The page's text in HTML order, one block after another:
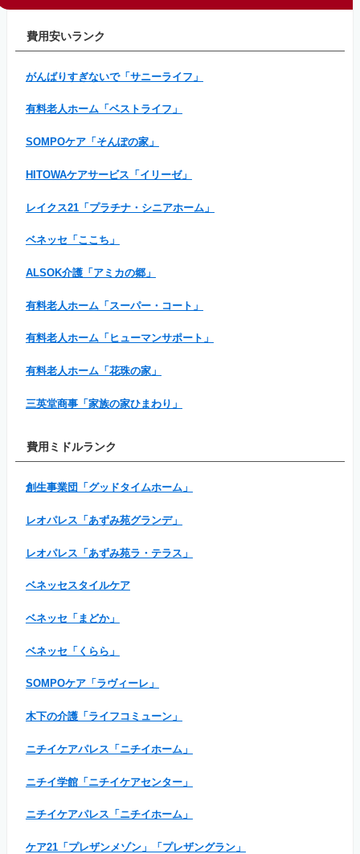
費用安いランク
がんばりすぎないで「サニーライフ」
有料老人ホーム「ベストライフ」
SOMPOケア「そんぽの家」
HITOWAケアサービス「イリーゼ」
レイクス21「プラチナ・シニアホーム」
ベネッセ「ここち」
ALSOK介護「アミカの郷」
有料老人ホーム「スーパー・コート」
有料老人ホーム「ヒューマンサポート」
有料老人ホーム「花珠の家」
三英堂商事「家族の家ひまわり」
費用ミドルランク
創生事業団「グッドタイムホーム」
レオパレス「あずみ苑グランデ」
レオパレス「あずみ苑ラ・テラス」
ベネッセスタイルケア
ベネッセ「まどか」
ベネッセ「くらら」
SOMPOケア「ラヴィーレ」
木下の介護「ライフコミューン」
ニチイケアパレス「ニチイホーム」
ニチイ学館「ニチイケアセンター」
ニチイケアパレス「ニチイホーム」
ケア21「プレザンメゾン」「プレザングラン」